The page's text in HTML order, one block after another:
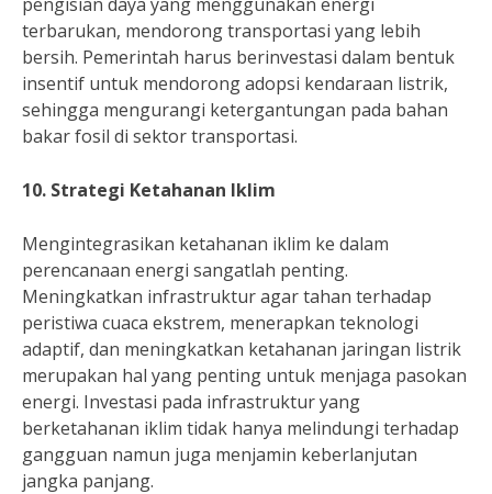
terbarukan, mendorong transportasi yang lebih
bersih. Pemerintah harus berinvestasi dalam bentuk
insentif untuk mendorong adopsi kendaraan listrik,
sehingga mengurangi ketergantungan pada bahan
bakar fosil di sektor transportasi.
10. Strategi Ketahanan Iklim
Mengintegrasikan ketahanan iklim ke dalam
perencanaan energi sangatlah penting.
Meningkatkan infrastruktur agar tahan terhadap
peristiwa cuaca ekstrem, menerapkan teknologi
adaptif, dan meningkatkan ketahanan jaringan listrik
merupakan hal yang penting untuk menjaga pasokan
energi. Investasi pada infrastruktur yang
berketahanan iklim tidak hanya melindungi terhadap
gangguan namun juga menjamin keberlanjutan
jangka panjang.